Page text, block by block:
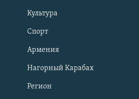
Культура
Спорт
Армения
Нагорный Карабах
Регион